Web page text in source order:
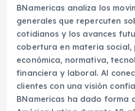
BNamericas analiza los
generales que repercuten
cotidianos y los avances
cobertura en materia social,
económica, normativa,
financiera y laboral. Al
clientes con una visión
BNamericas ha dado forma